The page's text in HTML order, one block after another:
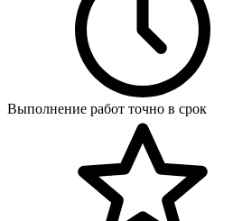
Выполнение работ точно в срок